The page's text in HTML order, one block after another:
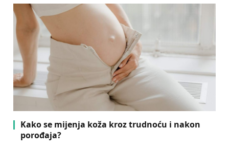
Kako se mijenja koža kroz trudnoću i nakon
porođaja?